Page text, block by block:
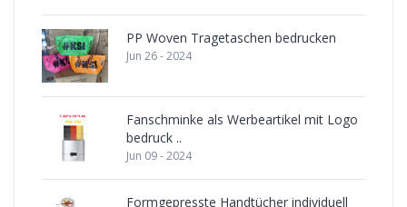
PP Woven Tragetaschen bedrucken
Jun 26 - 2024
Fanschminke als Werbeartikel mit Logo
bedruck ..
Jun 09 - 2024
Formgepresste Handtücher individuell